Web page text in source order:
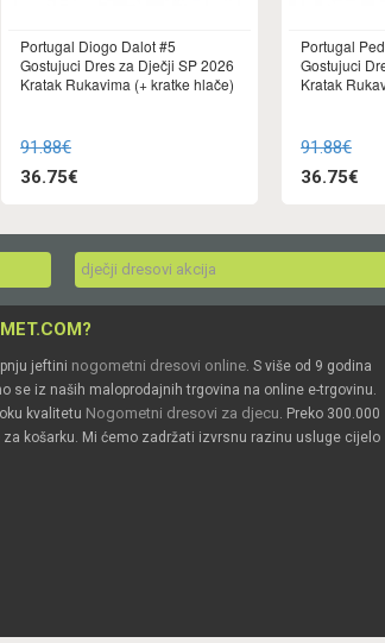
Portugal Diogo Dalot #5
Gostujuci Dres za Dječji SP 2026
Kratak Rukavima (+ kratke hlače)
91.88€
36.75€
Portugal
Gostujuci
Kratak
91.88€
36.75€
dječji dresovi akcija
jeftini nogometni dresovi online. S više od 9 godina
se iz naših maloprodajnih trgovina na online e-trgovinu.
kvalitetu Nogometni dresovi za djecu. Preko 300.000
košarku. Mi ćemo zadržati izvrsnu razinu usluge cijelo